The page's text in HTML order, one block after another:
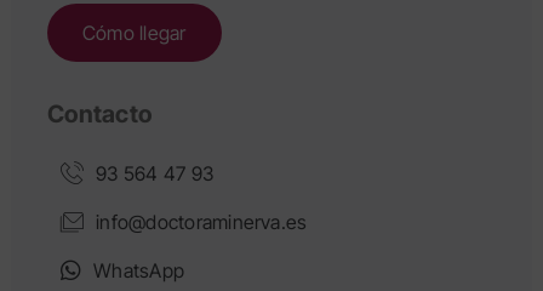
Cómo llegar
Contacto
93 564 47 93
info@doctoraminerva.es
WhatsApp